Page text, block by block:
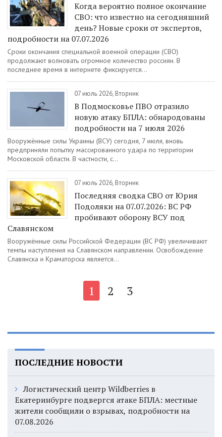
Когда вероятно полное окончание
СВО: что известно на сегодняшний
день? Новые сроки от экспертов,
подробности на 07.07.2026
Сроки окончания специальной военной операции (СВО)
продолжают волновать огромное количество россиян. В
последнее время в интернете фиксируется...
07 июль 2026, Вторник
В Подмосковье ПВО отразило
новую атаку БПЛА: обнародованы
подробности на 7 июля 2026
Вооружённые силы Украины (ВСУ) сегодня, 7 июля, вновь
предприняли попытку массированного удара по территории
Московской области. В частности, с...
07 июль 2026, Вторник
Последняя сводка СВО от Юрия
Подоляки на 07.07.2026: ВС РФ
пробивают оборону ВСУ под
Славянском
Вооружённые силы Российской Федерации (ВС РФ) увеличивают
темпы наступления на Славянском направлении. Освобождение
Славянска и Краматорска является...
1 2 3
ПОСЛЕДНИЕ НОВОСТИ
Логистический центр Wildberries в
Екатеринбурге подвергся атаке БПЛА: местные
жители сообщили о взрывах, подробности на
07.08.2026